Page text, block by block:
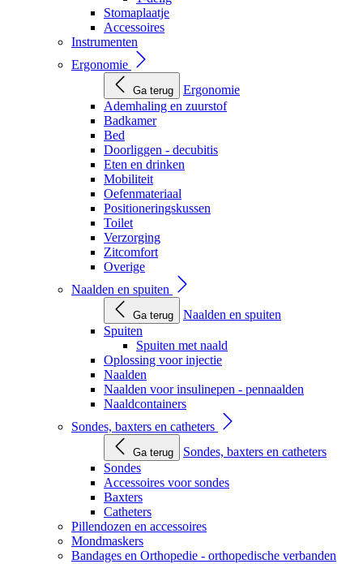
Stomaplaatje
Accessoires
Instrumenten
Ergonomie
Ga terug
Ergonomie
Ademhaling en zuurstof
Badkamer
Bed
Doorliggen - decubitis
Eten en drinken
Mobiliteit
Oefenmateriaal
Positioneringskussen
Toilet
Verzorging
Zitcomfort
Overige
Naalden en spuiten
Ga terug
Naalden en spuiten
Spuiten
Spuiten met naald
Oplossing voor injectie
Naalden
Naalden voor insulinepen - pennaalden
Naaldcontainers
Sondes, baxters en catheters
Ga terug
Sondes, baxters en catheters
Sondes
Accessoires voor sondes
Baxters
Catheters
Pillendozen en accessoires
Mondmaskers
Bandages en Orthopedie - orthopedische verbanden